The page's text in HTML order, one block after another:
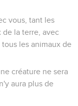
vous, tant les
la terre, avec
les animaux de
créature ne sera
aura plus de